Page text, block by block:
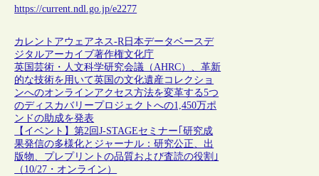
https://current.ndl.go.jp/e2277
カレントアウェアネス-R日本データベースデ
ジタルアーカイブ著作権文化庁
英国芸術・人文科学研究会議（AHRC）、革新
的な技術を用いて英国の文化遺産コレクショ
ンへのオンラインアクセス方法を変革する5つ
のディスカバリープロジェクトへの1,450万ポ
ンドの助成を発表
【イベント】第2回J-STAGEセミナー｢研究成
果発信の多様化とジャーナル：研究公正、出
版物、プレプリントの品質および査読の役割｣
（10/27・オンライン）